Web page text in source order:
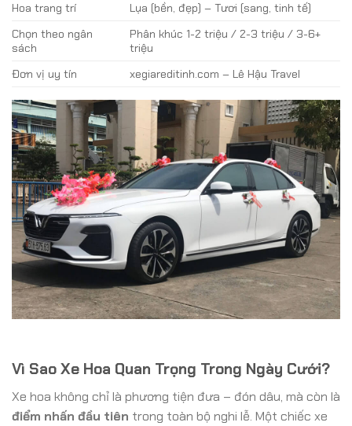
Hoa trang trí
Lụa (bền, đẹp) – Tươi (sang, tinh tế)
Chọn theo ngân
sách
Phân khúc 1-2 triệu / 2-3 triệu / 3-6+
triệu
Đơn vị uy tín
xegiareditinh.com – Lê Hậu Travel
Vì Sao Xe Hoa Quan Trọng Trong Ngày Cưới?
Xe hoa không chỉ là phương tiện đưa – đón dâu, mà còn là
điểm nhấn đầu tiên trong toàn bộ nghi lễ. Một chiếc xe